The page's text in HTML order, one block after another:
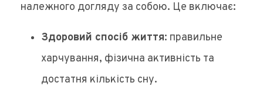
належного догляду за собою. Це включає:
Здоровий спосіб життя: правильне
харчування, фізична активність та
достатня кількість сну.